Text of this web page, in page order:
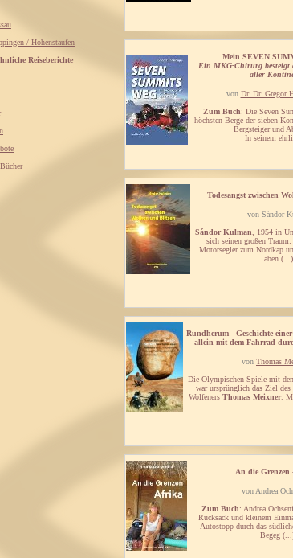
/ Hohenstaufen
Reiseberichte
Mein SEVEN
Ein MKG-Chirurg besteigt
aller
von Dr. Dr. Gregor
Zum Buch: Die Seven
höchsten Berge der sieben
Bergsteiger und
In seinem
Todesangst zwischen
von Sándor
Sándor Kulman , 1954 in
sich seinen großen
Motorsegler zum Nordkap
aben (...)
Rundherum - Geschichte
allein mit dem Fahrrad
von Thomas
Die Olympischen Spiele mit
war ursprünglich das Ziel des
Wolfeners Thomas Meixner.
An die Grenzen
von Andrea
Zum Buch: Andrea
Rucksack und kleinem
Autostopp durch das
Begeg